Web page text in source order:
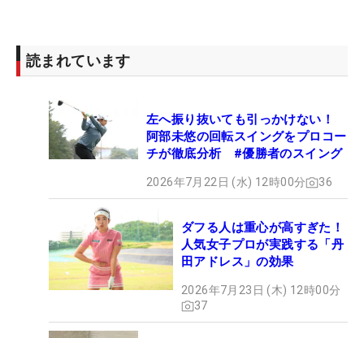
読まれています
左へ振り抜いても引っかけない！
阿部未悠の回転スイングをプロコー
チが徹底分析 #優勝者のスイング
2026年7月22日 (水) 12時00分 36
ダフる人は重心が高すぎた！
人気女子プロが実践する「丹
田アドレス」の効果
2026年7月23日 (木) 12時00分
37